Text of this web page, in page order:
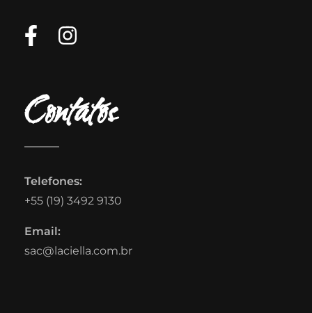
Contatos
Telefones:
+55 (19) 3492 9130
Email:
sac@laciella.com.br